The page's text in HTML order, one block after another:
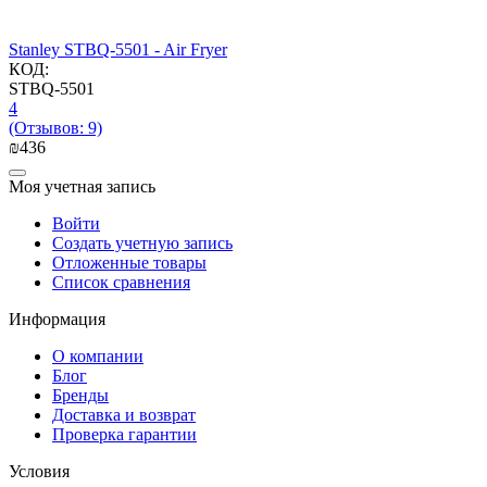
Stanley STBQ-5501 - Air Fryer
КОД:
STBQ-5501
4
(Отзывов: 9)
₪‍436‍
Моя учетная запись
Войти
Создать учетную запись
Отложенные товары
Список сравнения
Информация
О компании
Блог
Бренды
Доставка и возврат
Проверка гарантии
Условия